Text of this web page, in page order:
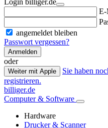
Login billiger.de
E-
angemeldet bleiben
Passwort vergessen?
Anmelden
oder
Weiter mit Apple
Sie haben
registrieren.
billiger.de
Computer & Software
Hardware
Drucker & Scanner